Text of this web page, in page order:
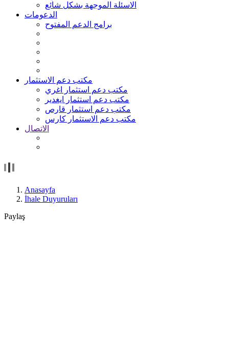
الاسئلة الموجهة بشكل شائع
الدعومات
برامج الدعم المفتوح
مكتب دعم الاستثمار
مكتب دعم استثمار اغري
مكتب دعم استثمار ايغدير
مكتب دعم استثمار قارص
مكتب دعم الاستثمار كارس
الاتصال
Anasayfa
İhale Duyuruları
Paylaş